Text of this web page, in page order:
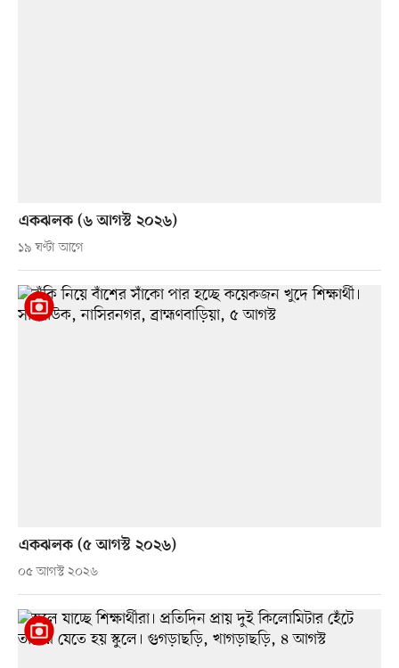
একঝলক (৬ আগস্ট ২০২৬)
১৯ ঘণ্টা আগে
একঝলক (৫ আগস্ট ২০২৬)
০৫ আগস্ট ২০২৬